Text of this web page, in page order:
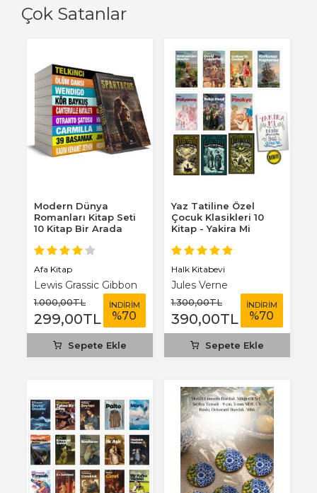
Çok Satanlar
Modern Dünya
Romanları Kitap Seti
10 Kitap Bir Arada
Afa Kitap
Lewis Grassic Gibbon
1.000,00TL
299,00TL
İNDİRİM
%70
Sepete Ekle
Yaz Tatiline Özel
Çocuk Klasikleri 10
Kitap - Yakira Mi
Halk Kitabevi
Jules Verne
1.300,00TL
390,00TL
İNDİRİM
%70
Sepete Ekle